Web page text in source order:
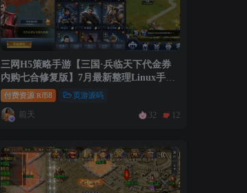
三网H5策略手游【三国·兵临天下代金券
内购七合修复版】7月最新整理Linux手工
服务端+管理后台+GM授权后台+详细搭建
教程
付费资源 R币8 页游源码
前天 32 12